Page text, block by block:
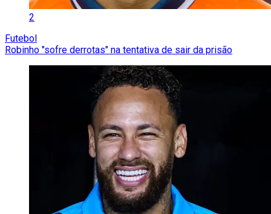
2
Futebol
Robinho "sofre derrotas" na tentativa de sair da prisão